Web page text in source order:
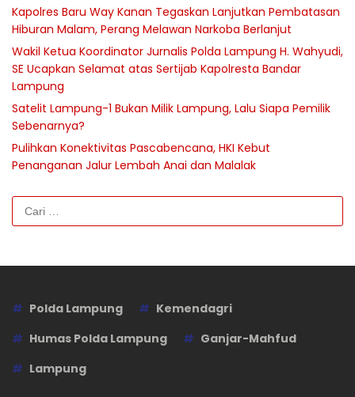
Kapolres Baru Way Kanan Tegaskan Lanjutkan Pembatasan
Hiburan Malam, Perang Melawan Narkoba Berlanjut
Wakil Ketua Koordinator Jurnalis Polda Lampung H. Wahyudi,
SE Ucapkan Selamat atas Sertijab Kapolresta Bandar
Lampung
Satelit Lampung-1 Bukan Milik Lampung, Lalu Siapa Pemilik
Sebenarnya?
Pulihkan Konektivitas Pascabencana, HKI Kebut
Penanganan Jalur Lembah Anai dan Malalak
Cari
untuk:
Polda Lampung
Kemendagri
Humas Polda Lampung
Ganjar-Mahfud
Lampung